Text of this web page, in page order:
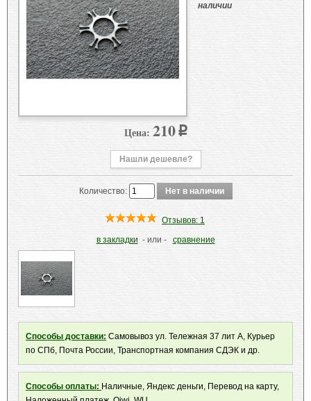
наличии
Цена: 210p
Нашли дешевле?
Количество:
Отзывов: 1
в закладки - или - сравнение
Способы доставки: Самовывоз ул. Тележная 37 лит А, Курьер
по СПб, Почта России, Транспортная компания СДЭК и др.
Способы оплаты: Наличные, Яндекс деньги, Перевод на карту,